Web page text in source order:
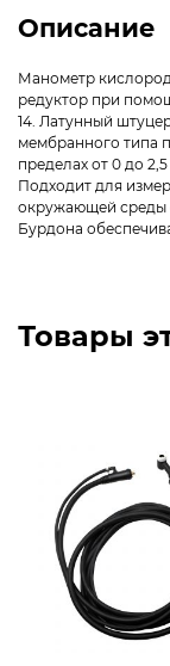
Описание
Манометр
редуктор при
14. Латунный
мембранного типа
пределах от 0 до
Подходит для
окружающей среды
Бурдона
Товары